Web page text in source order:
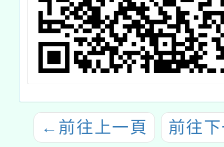
← 前往上一頁 前往